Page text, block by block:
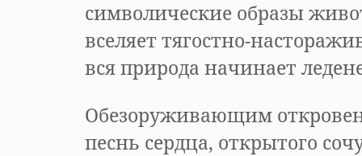
символические образы
вселяет тягостно-
вся природа начинает
Обезоруживающим
песнь сердца, открытого